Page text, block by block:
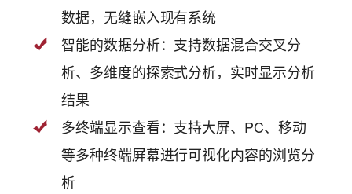
数据，无缝嵌入现有系统
智能的数据分析：支持数据混合交叉分
析、多维度的探索式分析，实时显示分析
结果
多终端显示查看：支持大屏、PC、移动
等多种终端屏幕进行可视化内容的浏览分
析